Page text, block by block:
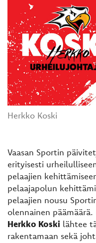
Herkko Koski
Vaasan Sportin
erityisesti
pelaajien
pelaajapolun
pelaajien nousu
olennainen
Herkko Koski lähtee
rakentamaan sekä